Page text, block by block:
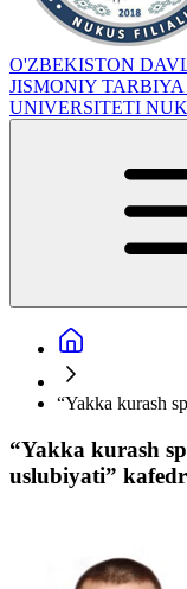
O'ZBEKISTON
JISMONIY TARBIYA
UNIVERSITETI
“Yakka kurash
“Yakka kurash
uslubiyati”